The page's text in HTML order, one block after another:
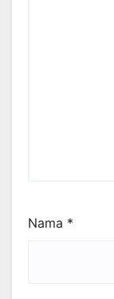
Nama *